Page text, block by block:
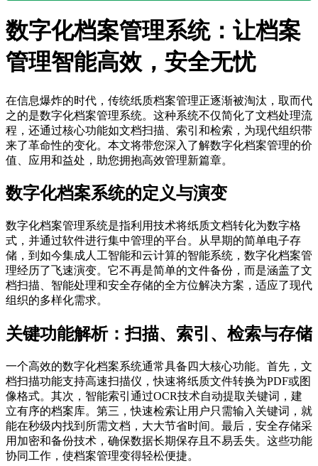
数字化档案管理系统：让档案
管理智能高效，安全无忧
在信息爆炸的时代，传统纸质档案管理正逐渐被淘汰，取而代
之的是数字化档案管理系统。这种系统不仅简化了文档处理流
程，还通过核心功能如文档扫描、索引和检索，为现代组织带
来了革命性的变化。本文将带您深入了解数字化档案管理的价
值、应用和益处，助您拥抱高效管理新篇章。
数字化档案系统的定义与演变
数字化档案管理系统是指利用技术将纸质文档转化为数字格
式，并通过软件进行集中管理的平台。从早期的简单电子存
储，到如今集成人工智能和云计算的智能系统，数字化档案管
理经历了飞速演变。它不再是简单的文件备份，而是涵盖了文
档扫描、智能处理和安全存储的全方位解决方案，适应了现代
组织的多样化需求。
关键功能解析：扫描、索引、检索与存储
一个高效的数字化档案系统通常具备四大核心功能。首先，文
档扫描功能支持高速扫描仪，快速将纸质文件转换为PDF或图
像格式。其次，智能索引通过OCR技术自动提取关键词，建
立有序的档案库。第三，快速检索让用户只需输入关键词，就
能在秒级内找到所需文档，大大节省时间。最后，安全存储采
用加密和备份技术，确保数据长期保存且不易丢失。这些功能
协同工作，使档案管理变得轻松便捷。